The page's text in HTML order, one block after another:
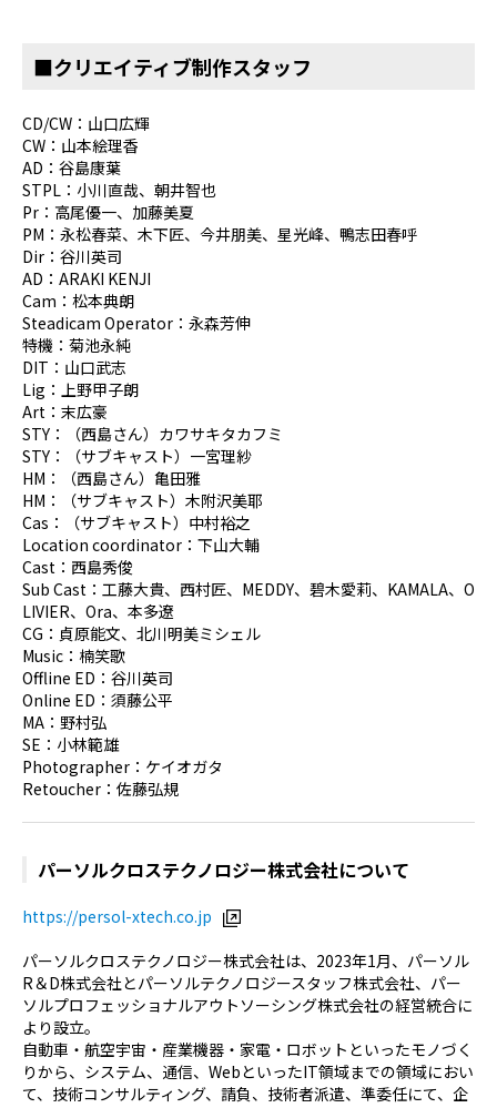
■クリエイティブ制作スタッフ
CD/CW：山口広輝
CW：山本絵理香
AD：谷島康葉
STPL：小川直哉、朝井智也
Pr：高尾優一、加藤美夏
PM：永松春菜、木下匠、今井朋美、星光峰、鴨志田春呼
Dir：谷川英司
AD：ARAKI KENJI
Cam：松本典朗
Steadicam Operator：永森芳伸
特機：菊池永純
DIT：山口武志
Lig：上野甲子朗
Art：末広豪
STY：（西島さん）カワサキタカフミ
STY：（サブキャスト）一宮理紗
HM：（西島さん）亀田雅
HM：（サブキャスト）木附沢美耶
Cas：（サブキャスト）中村裕之
Location coordinator：下山大輔
Cast：西島秀俊
Sub Cast：工藤大貴、西村匠、MEDDY、碧木愛莉、KAMALA、O
LIVIER、Ora、本多遼
CG：貞原能文、北川明美ミシェル
Music：楠笑歌
Offline ED：谷川英司
Online ED：須藤公平
MA：野村弘
SE：小林範雄
Photographer：ケイオガタ
Retoucher：佐藤弘規
パーソルクロステクノロジー株式会社について
https://persol-xtech.co.jp
パーソルクロステクノロジー株式会社は、2023年1月、パーソル
R＆D株式会社とパーソルテクノロジースタッフ株式会社、パー
ソルプロフェッショナルアウトソーシング株式会社の経営統合に
より設立。
自動車・航空宇宙・産業機器・家電・ロボットといったモノづく
りから、システム、通信、WebといったIT領域までの領域におい
て、技術コンサルティング、請負、技術者派遣、準委任にて、企